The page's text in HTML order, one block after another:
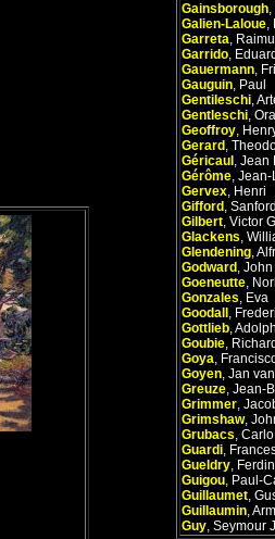
Gainsborough,
Galien-Laloue,
Garreta,
Garrido,
Gauermann,
Gauguin, Paul
Gentileschi,
Gentleschi,
Geoffroy,
Gerard ,
Géricaul , Jean
Gérôme, Jean-
Gervex, Henri
Gifford ,
Gilbert, Victor
Glackens,
Glendening,
Godward ,
Goeneutte,
Gonzales, Eva
Goodall ,
Gottlieb,Adolph
Goubie, Richard
Goya,
Goyen, Jan van
Greuze, Jean-
Grimmer,
Grimshaw,
Grubacs, Carlo
Guardi,
Gueldry,
Guigou, Paul-
Guillaumet,
Guillaumin,
Guy, Seymour